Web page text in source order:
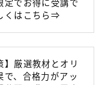
くはこちら⇒
】厳選教材とオリ
、合格力がアッ